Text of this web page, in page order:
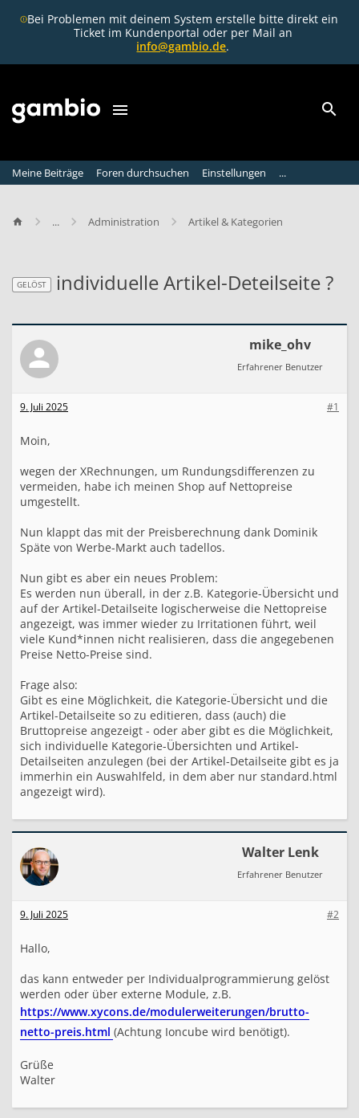
Bei Problemen mit deinem System erstelle bitte direkt ein
Ticket im Kundenportal oder per Mail an
info@gambio.de.
Meine Beiträge Foren durchsuchen Einstellungen ...
... Administration Artikel & Kategorien
GELÖST individuelle Artikel-Deteilseite ?
mike_ohv
Erfahrener Benutzer
#1
9. Juli 2025
Moin,
wegen der XRechnungen, um Rundungsdifferenzen zu
vermeiden, habe ich meinen Shop auf Nettopreise
umgestellt.
Nun klappt das mit der Preisberechnung dank Dominik
Späte von Werbe-Markt auch tadellos.
Nun gibt es aber ein neues Problem:
Es werden nun überall, in der z.B. Kategorie-Übersicht und
auf der Artikel-Detailseite logischerweise die Nettopreise
angezeigt, was immer wieder zu Irritationen führt, weil
viele Kund*innen nicht realisieren, dass die angegebenen
Preise Netto-Preise sind.
Frage also:
Gibt es eine Möglichkeit, die Kategorie-Übersicht und die
Artikel-Detailseite so zu editieren, dass (auch) die
Bruttopreise angezeigt - oder aber gibt es die Möglichkeit,
sich individuelle Kategorie-Übersichten und Artikel-
Detailseiten anzulegen (bei der Artikel-Detailseite gibt es ja
immerhin ein Auswahlfeld, in dem aber nur standard.html
angezeigt wird).
Walter Lenk
Erfahrener Benutzer
#2
9. Juli 2025
Hallo,
das kann entweder per Individualprogrammierung gelöst
werden oder über externe Module, z.B.
https://www.xycons.de/modulerweiterungen/brutto-
netto-preis.html (Achtung Ioncube wird benötigt).
Grüße
Walter